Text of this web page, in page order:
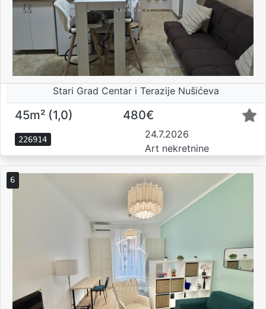
Stari Grad Centar i Terazije Nušićeva
45m² (1,0) 480€
226914
24.7.2026
Art nekretnine
6